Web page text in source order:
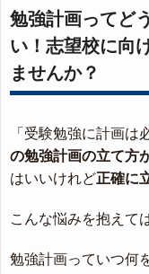
勉強計画ってど
い！志望校に向
ませんか？
「受験勉強に計画は
の勉強計画の立て方
はいいけれど正確に
こんな悩みを抱えて
勉強計画っていつ何